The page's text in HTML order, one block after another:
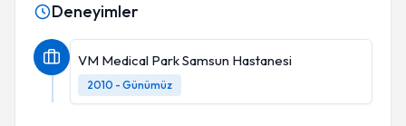
Deneyimler
VM Medical Park Samsun Hastanesi
2010 - Günümüz